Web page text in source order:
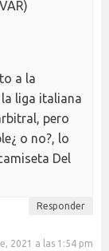
a la
liga italiana
pero
o no?, lo
Del
Responder
2021 a las 1:54 pm